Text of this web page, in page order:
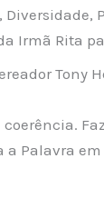
Irmã Rita
Tony
coerência.
Palavra em